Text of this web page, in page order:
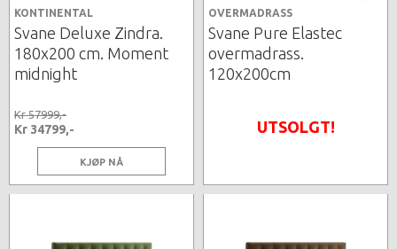
KONTINENTAL
Svane Deluxe Zindra.
180x200 cm. Moment
midnight
Kr 57999,-
Kr 34799,-
KJØP NÅ
OVERMADRASS
Svane Pure Elastec
overmadrass.
120x200cm
UTSOLGT!